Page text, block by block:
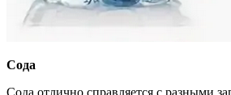
Сода
Сода отлично справляется с разными